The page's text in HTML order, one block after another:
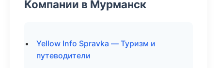
Компании в Мурманск
Yellow Info Spravka — Туризм и
путеводители